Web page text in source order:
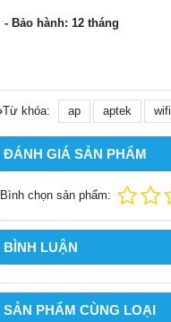
- Bảo hành: 12 tháng
Từ khóa: ap aptek wifi
ĐÁNH GIÁ SẢN PHẨM
Bình chọn sản phẩm:
BÌNH LUẬN
SẢN PHẨM CÙNG LOẠI